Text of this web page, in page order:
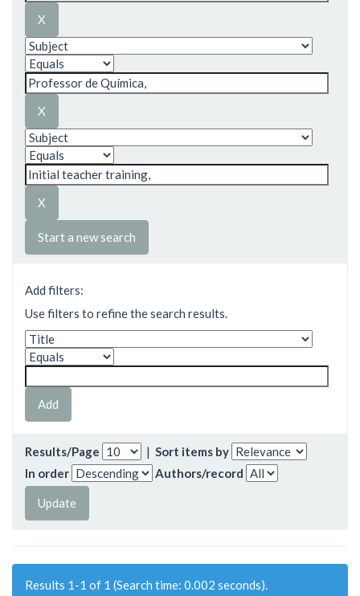
Start a new search
Add filters:
Use filters to refine the search results.
Results/Page | Sort items by
In order
Authors/record
Results 1-1 of 1 (Search time: 0.002 seconds).